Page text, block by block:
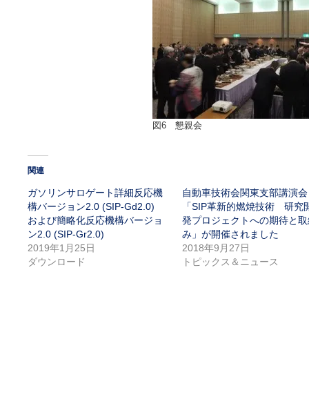
図6 懇親会
関連
ガソリンサロゲート詳細反応機
構バージョン2.0 (SIP-Gd2.0)
および簡略化反応機構バージョ
ン2.0 (SIP-Gr2.0)
2019年1月25日
ダウンロード
自動車技術会関東支部講演会
「SIP革新的燃焼技術 研究
発プロジェクトへの期待と
み」が開催されました
2018年9月27日
トピックス＆ニュース